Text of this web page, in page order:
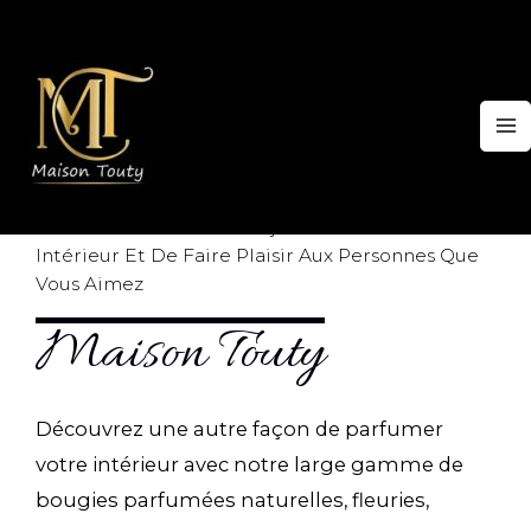
contenu
Intérieur Et De Faire Plaisir Aux Personnes Que
Vous Aimez
Maison Touty
Découvrez une autre façon de parfumer
votre intérieur avec notre large gamme de
bougies parfumées naturelles, fleuries,